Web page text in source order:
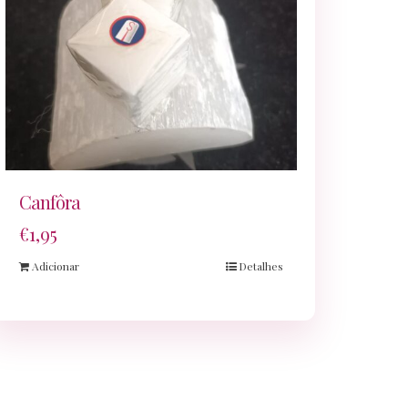
Canfôra
€1,95
Adicionar Detalhes